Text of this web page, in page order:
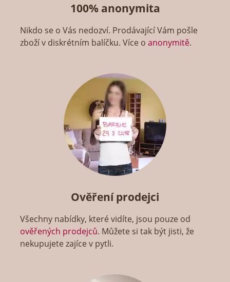
100% anonymita
Nikdo se o Vás nedozví. Prodávající Vám pošle
zboží v diskrétním balíčku. Více oanonymitě.
Ověření prodejci
Všechny nabídky, které vidíte, jsou pouze od
ověřených prodejců. Můžete si tak být jisti, že
nekupujete zajíce v pytli.